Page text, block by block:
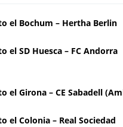
el Bochum – Hertha Berlin
el SD Huesca – FC Andorra
el Girona – CE Sabadell
el Colonia – Real Sociedad